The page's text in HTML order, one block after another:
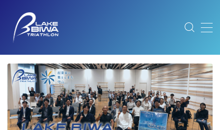
MENU
ABOUT 大会概要
ABOUT/大会概要
FEATURE｜大会と琵琶湖の魅力
MESSAGE｜メッセージ